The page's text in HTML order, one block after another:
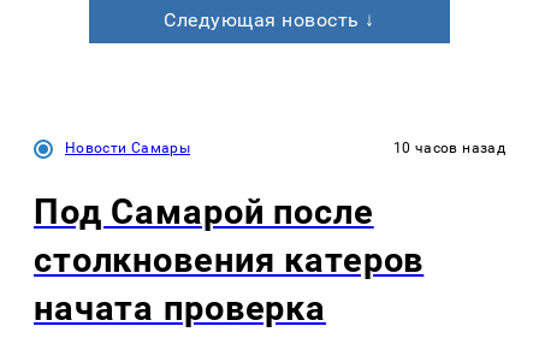
Следующая новость ↓
Новости Самары 10 часов назад
Под Самарой после
столкновения катеров
начата проверка